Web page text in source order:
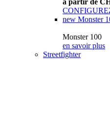
à partir de
new Monster
Monster 100
en savoir plus
Streetfighter